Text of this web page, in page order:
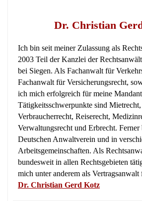
Dr. Christian
Ich bin seit meiner Zulassung als
2003 Teil der Kanzlei der
bei Siegen. Als Fachanwalt für
Fachanwalt für Versicherungsrecht,
ich mich erfolgreich für meine
Tätigkeitsschwerpunkte sind
Verbraucherrecht, Reiserecht,
Verwaltungsrecht und Erbrecht.
Deutschen Anwaltverein und in
Arbeitsgemeinschaften. Als
bundesweit in allen Rechtsgebieten
mich unter anderem als
Dr. Christian Gerd Kotz